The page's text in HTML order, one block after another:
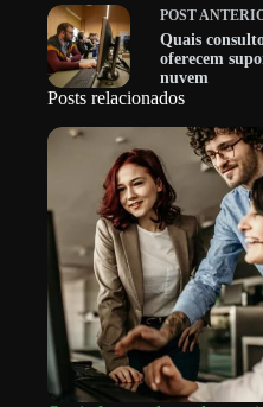
POST
Quais
oferecem
nuvem
Posts relacionados